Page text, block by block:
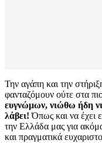
Την αγάπη και την
φανταζόμουν ούτε στα
ευγνώμων, νιώθω ήδη
λάβει! Όπως και να έχει
την Ελλάδα μας για
και πραγματικά